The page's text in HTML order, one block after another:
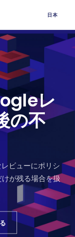
日本
レ
の不
ビューにポリシ
が残る場合を扱